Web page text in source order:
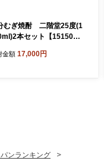
むぎ焼酎 二階堂25度(1
本セット【151504
金額 17,000円
ンランキング